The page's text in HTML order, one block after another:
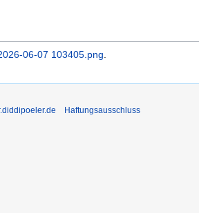
06-07 103405.png
Haftungsausschluss